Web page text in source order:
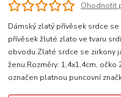
Ohodnotit
Dámský zlatý přívěsek srdce
přívěsek žluté zlato ve tvaru
obvodu.Zlaté srdce se zirkony
ženu.Rozměry: 1,4x1,4cm,
označen platnou puncovní